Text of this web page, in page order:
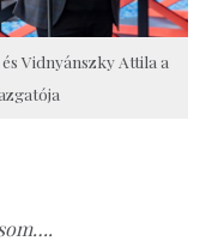
Vidnyánszky Attila a